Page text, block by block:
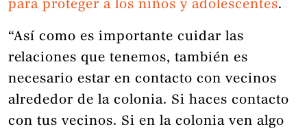
para proteger a los niños y adolescentes.
“Así como es importante cuidar las
relaciones que tenemos, también es
necesario estar en contacto con vecinos
alrededor de la colonia. Si haces contacto
con tus vecinos. Si en la colonia ven algo